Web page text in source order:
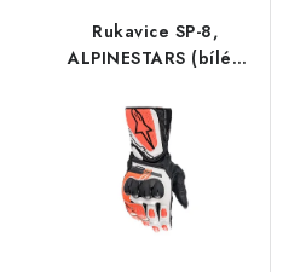
Rukavice SP-8,
ALPINESTARS (bílé/
2026